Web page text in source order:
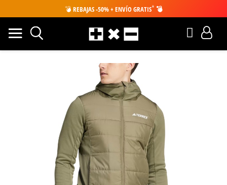
💣 REBAJAS -50% + ENVÍO GRATIS* 💣